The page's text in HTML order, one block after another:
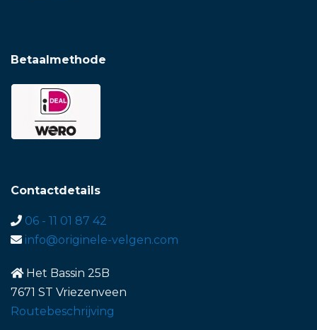
Betaalmethode
Contactdetails
06 - 11 01 87 42
info@originele-velgen.com
Het Bassin 25B
7671 ST Vriezenveen
Routebeschrijving